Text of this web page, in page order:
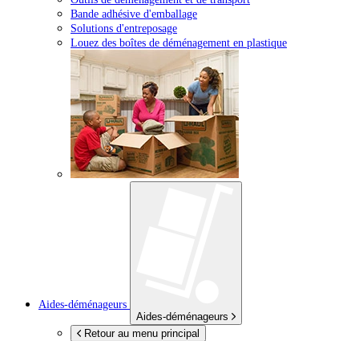
Bande adhésive d'emballage
Solutions d'entreposage
Louez des boîtes de déménagement en plastique
Aides-déménageurs
Aides-déménageurs
Retour au menu principal